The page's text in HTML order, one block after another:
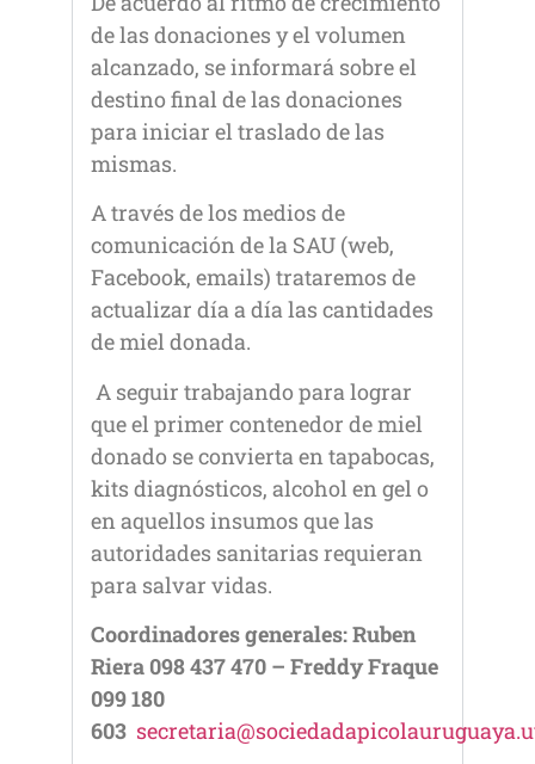
de las donaciones y el volumen
alcanzado, se informará sobre el
destino final de las donaciones
para iniciar el traslado de las
mismas.
A través de los medios de
comunicación de la SAU (web,
Facebook, emails) trataremos de
actualizar día a día las cantidades
de miel donada.
A seguir trabajando para lograr
que el primer contenedor de miel
donado se convierta en tapabocas,
kits diagnósticos, alcohol en gel o
en aquellos insumos que las
autoridades sanitarias requieran
para salvar vidas.
Coordinadores generales: Ruben
Riera 098 437 470 – Freddy Fraque
099 180
603